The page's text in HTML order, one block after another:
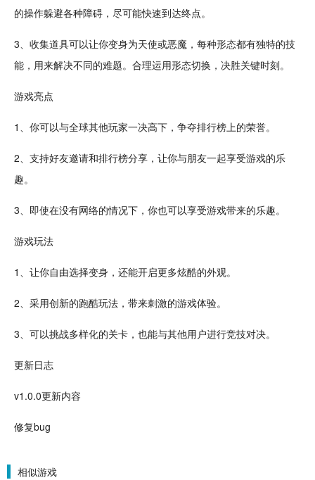
的操作躲避各种障碍，尽可能快速到达终点。
3、 收集道具可以让你变身为天使或恶魔，每种形态都有独特的技
能 ，用来解决不同的难题。合理运用形态切换，决胜关键时刻。
游戏亮点
1、你可以与全球其他玩家一决高下，争夺排行榜上的荣誉。
2、支持好友邀请和排行榜分享，让你与朋友一起享受游戏的乐
趣。
3、即使在没有网络的情况下，你也可以享受游戏带来的乐趣。
游戏玩法
1、让你自由选择变身，还能开启更多炫酷的外观。
2、采用创新的跑酷玩法，带来刺激的游戏体验。
3、可以挑战多样化的关卡 ，也能与其他用户进行竞技对决。
更新日志
v1.0.0更新内容
修复bug
相似游戏